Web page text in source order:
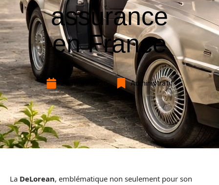
assurance
en France
27 mars 2026 Administratif
La DeLorean, emblématique non seulement pour son